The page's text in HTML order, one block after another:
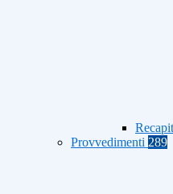
Provvedimenti 289